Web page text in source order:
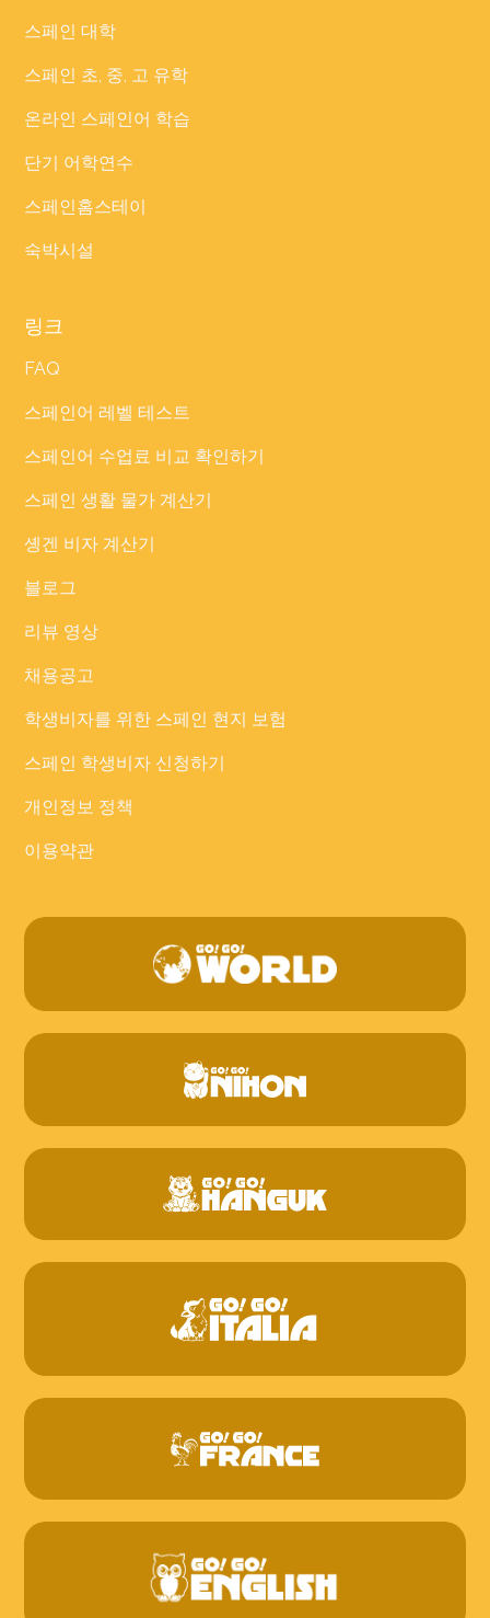
스페인 대학
스페인 초, 중, 고 유학
온라인 스페인어 학습
단기 어학연수
스페인홈스테이
숙박시설
링크
FAQ
스페인어 레벨 테스트
스페인어 수업료 비교 확인하기
스페인 생활 물가 계산기
솅겐 비자 계산기
블로그
리뷰 영상
채용공고
학생비자를 위한 스페인 현지 보험
스페인 학생비자 신청하기
개인정보 정책
이용약관